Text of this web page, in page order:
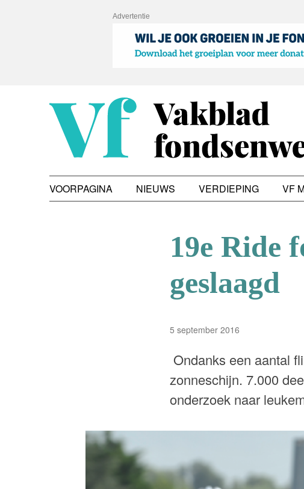
Advertentie
VOORPAGINA NIEUWS VERDIEPING VF
19e Ride
geslaagd
5 september 2016
Ondanks een aantal
zonneschijn. 7.000
onderzoek naar